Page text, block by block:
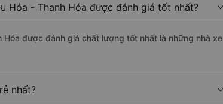
Hóa - Thanh Hóa được đánh giá tốt nhất?
Hóa được đánh giá chất lượng tốt nhất là những nhà xe
nhất?